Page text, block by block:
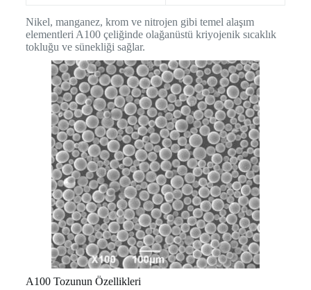
Nikel, manganez, krom ve nitrojen gibi temel alaşım
elementleri A100 çeliğinde olağanüstü kriyojenik sıcaklık
tokluğu ve sünekliği sağlar.
A100 Tozunun Özellikleri